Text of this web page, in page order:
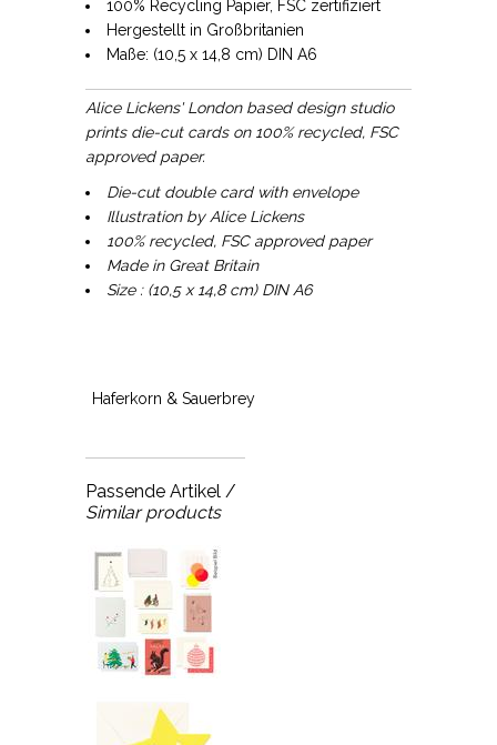
100% Recycling Papier, FSC zertifiziert
Hergestellt in Großbritanien
Maße: (10,5 x 14,8 cm) DIN A6
Alice Lickens' London based design studio
prints die-cut cards on 100% recycled, FSC
approved paper.
Die-cut double card with envelope
Illustration by Alice Lickens
100% recycled, FSC approved paper
Made in Great Britain
Size : (10,5 x 14,8 cm) DIN A6
Haferkorn & Sauerbrey
Passende Artikel /
Similar products